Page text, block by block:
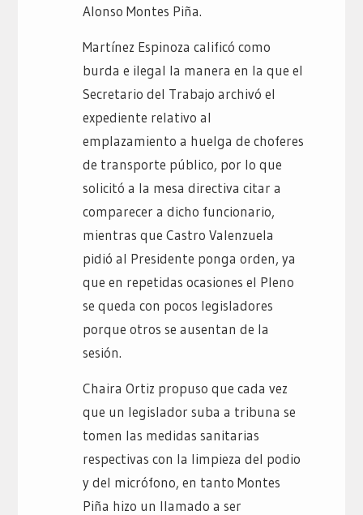
Alonso Montes Piña.
Martínez Espinoza calificó como
burda e ilegal la manera en la que el
Secretario del Trabajo archivó el
expediente relativo al
emplazamiento a huelga de choferes
de transporte público, por lo que
solicitó a la mesa directiva citar a
comparecer a dicho funcionario,
mientras que Castro Valenzuela
pidió al Presidente ponga orden, ya
que en repetidas ocasiones el Pleno
se queda con pocos legisladores
porque otros se ausentan de la
sesión.
Chaira Ortiz propuso que cada vez
que un legislador suba a tribuna se
tomen las medidas sanitarias
respectivas con la limpieza del podio
y del micrófono, en tanto Montes
Piña hizo un llamado a ser